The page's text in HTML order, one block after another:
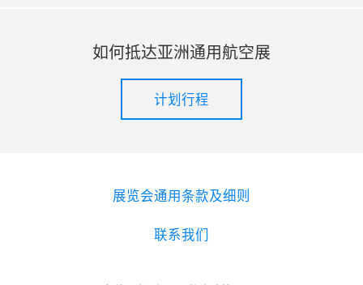
如何抵达亚洲通用航空展
计划行程
展览会通用条款及细则
联系我们